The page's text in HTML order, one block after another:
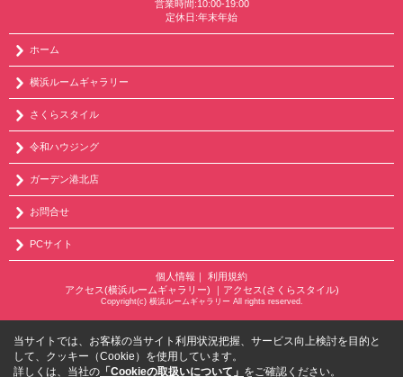
営業時間:10:00-19:00
定休日:年末年始
ホーム
横浜ルームギャラリー
さくらスタイル
令和ハウジング
ガーデン港北店
お問合せ
PCサイト
個人情報
利用規約
アクセス(横浜ルームギャラリー)
アクセス(さくらスタイル)
Copyright(c) 横浜ルームギャラリー All rights reserved.
当サイトでは、お客様の当サイト利用状況把握、サービス向上検討を目的と
して、クッキー（Cookie）を使用しています。
詳しくは、当社の 「Cookieの取扱いについて」 をご確認ください。